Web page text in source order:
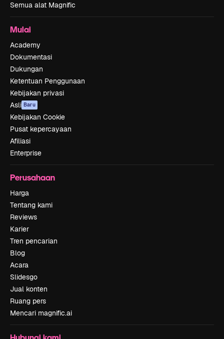
Semua alat Magnific
Mulai
Academy
Dokumentasi
Dukungan
Ketentuan Penggunaan
Kebijakan privasi
Asli Baru
Kebijakan Cookie
Pusat kepercayaan
Afiliasi
Enterprise
Perusahaan
Harga
Tentang kami
Reviews
Karier
Tren pencarian
Blog
Acara
Slidesgo
Jual konten
Ruang pers
Mencari magnific.ai